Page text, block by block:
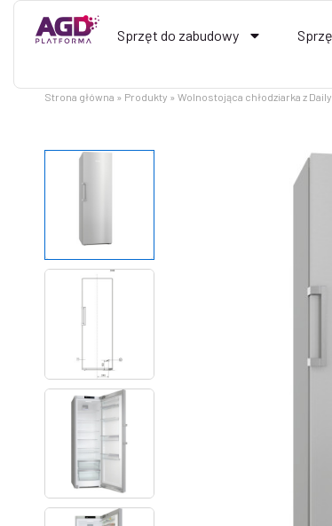
Przejdź
Sprzęt do zabudowy
Strona główna Produkty Wolnostojąca chłodziarka z